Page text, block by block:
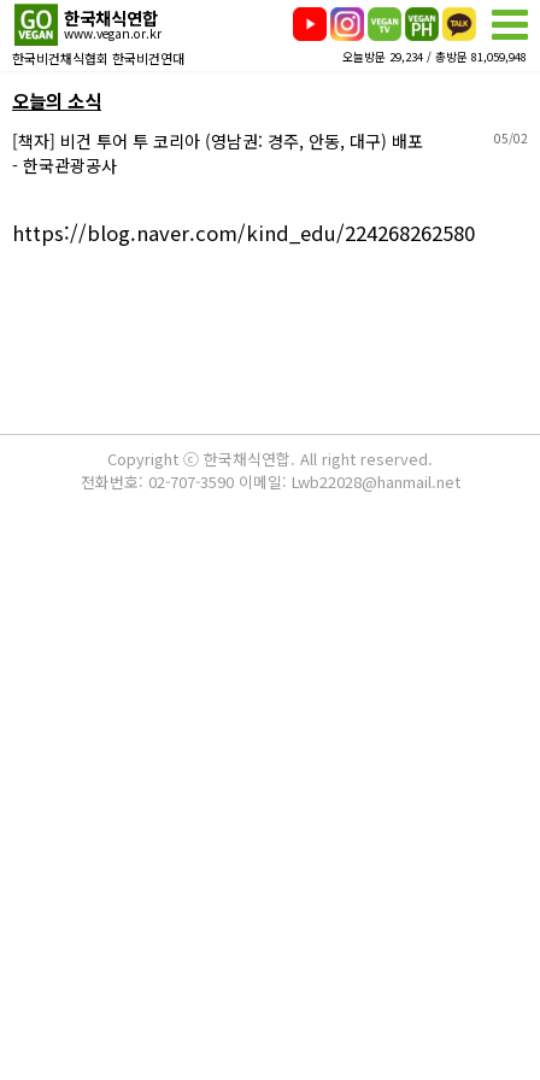
한국채식연합
www.vegan.or.kr
한국비건채식협회 한국비건연대 오늘방문 29,234 / 총방문 81,059,948
오늘의 소식
[책자] 비건 투어 투 코리아 (영남권: 경주, 안동, 대구) 배포
- 한국관광공사
05/02
https://blog.naver.com/kind_edu/224268262580
Copyright ⓒ 한국채식연합. All right reserved.
전화번호: 02-707-3590 이메일: Lwb22028@hanmail.net